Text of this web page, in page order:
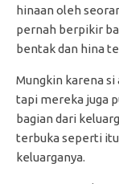
hinaan oleh
pernah berpikir
bentak dan hina
Mungkin karena si
tapi mereka juga
bagian dari
terbuka seperti
keluarganya.